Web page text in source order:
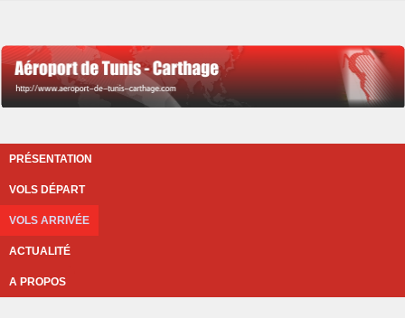
PRÉSENTATION
VOLS DÉPART
VOLS ARRIVÉE
ACTUALITÉ
A PROPOS